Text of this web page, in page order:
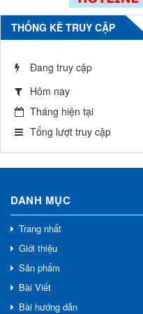
THỐNG KÊ TRUY CẬP
Đang truy cập
Hôm nay
Tháng hiện tại
Tổng lượt truy cập
DANH MỤC
Trang nhất
Giới thiệu
Sản phẩm
Bài Viết
Bài hướng dẫn